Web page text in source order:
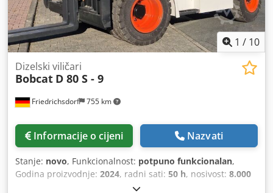
1 / 10
Friedrichsdorf 755 km
Dizelski viličari
Bobcat D 80 S - 9
Informacije o cijeni Nazvati
Stanje: novo, Funkcionalnost: potpuno funkcionalan,
Godina proizvodnje: 2024, radni sati: 50 h, nosivost: 8.000
4.800 mm